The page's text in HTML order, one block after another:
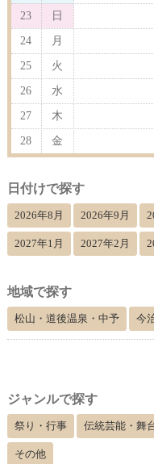
23 日
24 月
25 火
26 水
27 木
28 金
日付けで探す
2026年8月 2026年9月
2027年1月 2027年2月
地域で探す
松山・道後温泉・中予 今
ジャンルで探す
祭り・行事 伝統芸能・舞
その他